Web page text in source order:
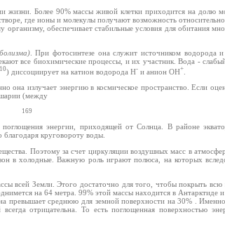
жизни. Более 90% массы живой клетки приходится на долю
где ионы и молекулы получают возможность
обеспечивает стабильные условия для обитания
. При фотосинтезе она служит источником водорода и
все биохимические процессы, и их участник. Вода - слабый
) диссоциирует на катион водорода Н-и анион ОН+.
она излучает энергию в космическое пространство. Если
(между
169
энергии, приходящей от Солнца. В районе
круговороту воды.
Поэтому за счет циркуляции воздушных масс в
в холодные. Важную роль играют полюса, на которых
всей Земли. Этого достаточно для того, чтобы покрыть всю
на 64 метра. 99% этой массы находится в Антарктиде и
превышает среднюю для земной поверхности на 30% .
отрицательна. То есть поглощенная поверхностью